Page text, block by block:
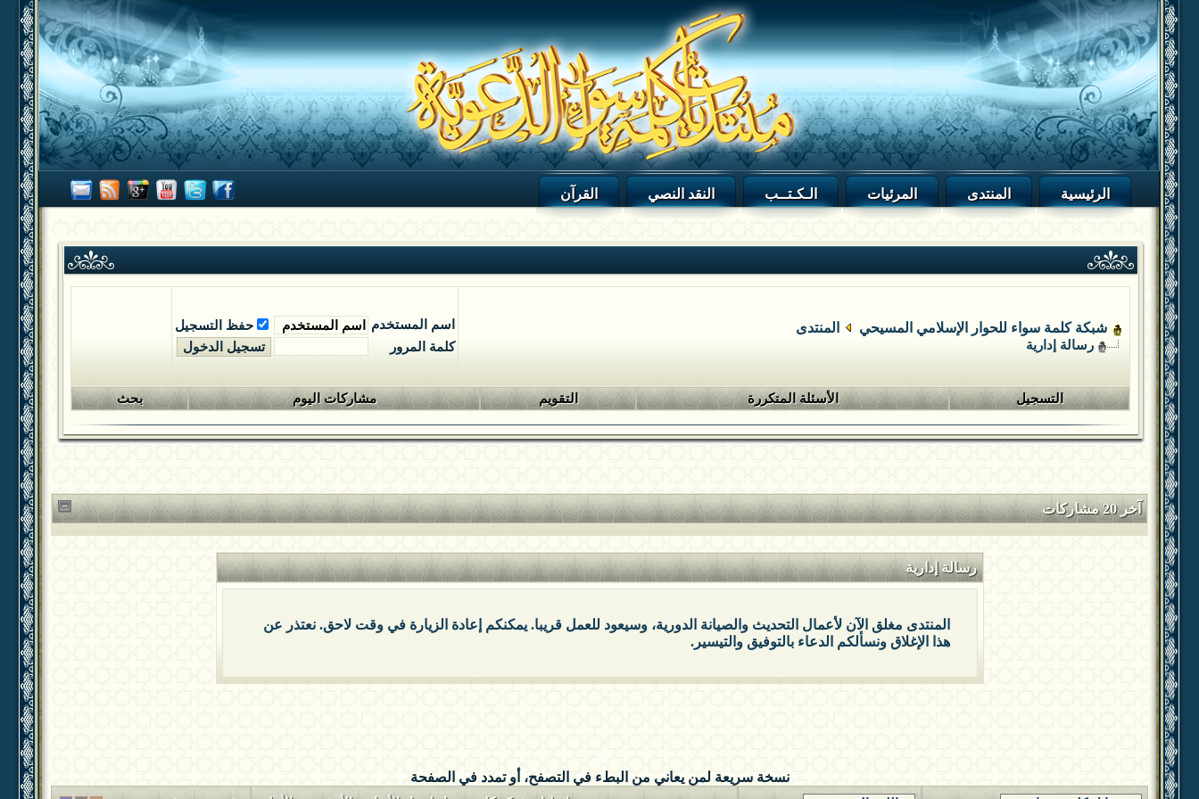
القرآن النقد النصي الـكـتــب المرئيات المنتدى الرئيسية
شبكة كلمة سواء للحوار الإسلامي المسيحي المنتدى
رسالة إدارية
اسم المستخدم
حفظ التسجيل
كلمة المرور
التسجيل الأسئلة المتكررة التقويم مشاركات اليوم بحث
آخر 20 مشاركات
رسالة إدارية
المنتدى مغلق الآن لأعمال التحديث والصيانة الدورية، وسيعود للعمل قريبا. يمكنكم إعادة الزيارة في وقت لاحق. نعتذر عن
هذا الإغلاق ونسألكم الدعاء بالتوفيق والتيسير.
نسخة سريعة لمن يعاني من البطء في التصفح، أو تمدد في الصفحة